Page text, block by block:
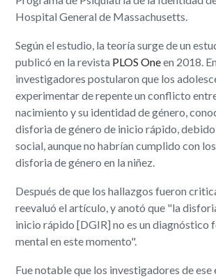
Hospital General de Massachusetts.
Según el estudio, la teoría surge de un
publicó en la revista PLOS Oneen 2018.
investigadores postularon que los
experimentar de repente un conflicto
nacimiento y su identidad de género,
disforia de género de inicio rápido,
social, aunque no habrían cumplido con
disforia de género en la niñez.
Después de que los hallazgos fueron
reevaluó el artículo, y anotó que "la
inicio rápido [DGIR] no es un diagnóstico
mental en este momento".
Fue notable que los investigadores de ese